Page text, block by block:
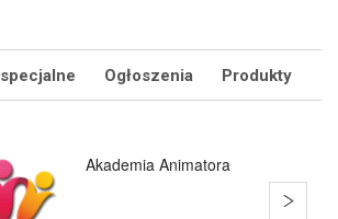
Ogłoszenia Produkty
SklepMikolaja.pl